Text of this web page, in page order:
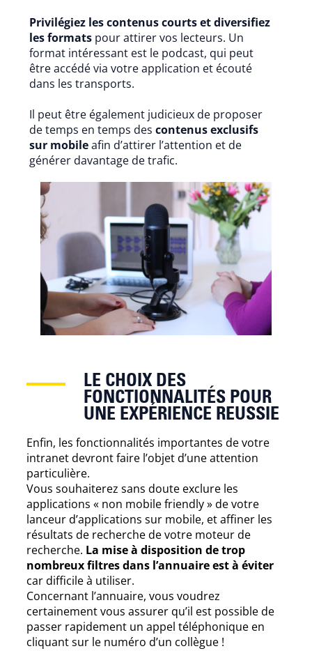
Privilégiez les contenus courts et diversifiez
les formats pour attirer vos lecteurs. Un
format intéressant est le podcast, qui peut
être accédé via votre application et écouté
dans les transports.
Il peut être également judicieux de proposer
de temps en temps des contenus exclusifs
sur mobileafin d’attirer l’attention et de
générer davantage de trafic.
LE CHOIX DES
FONCTIONNALITÉS POUR
UNE EXPÉRIENCE REUSSIE
Enfin, les fonctionnalités importantes de votre
intranet devront faire l’objet d’une attention
particulière.
Vous souhaiterez sans doute exclure les
applications « non mobile friendly » de votre
lanceur d’applications sur mobile, et affiner les
résultats de recherche de votre moteur de
recherche. La mise à disposition de trop
nombreux filtres dans l’annuaire est à éviter
car difficile à utiliser.
Concernant l’annuaire, vous voudrez
certainement vous assurer qu’il est possible de
passer rapidement un appel téléphonique en
cliquant sur le numéro d’un collègue !